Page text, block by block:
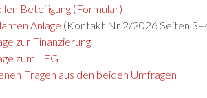
Beteiligung (Formular)
Anlage (Kontakt Nr 2/2026 Seiten
zur Finanzierung
zum LEG
Fragen aus den beiden Umfragen